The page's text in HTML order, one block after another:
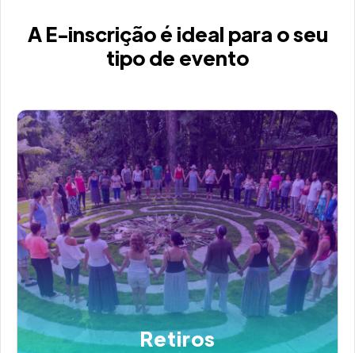
A E-inscrição é ideal para o seu
tipo de evento
Retiros